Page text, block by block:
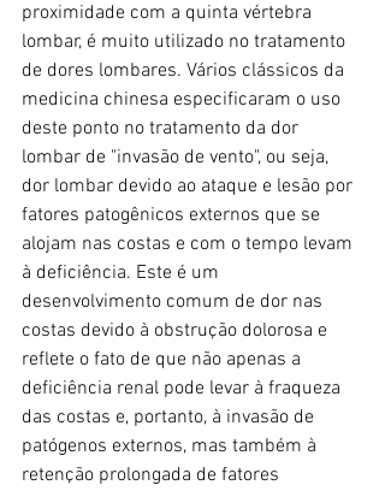
proximidade com a quinta vértebra
lombar, é muito utilizado no tratamento
de dores lombares. Vários clássicos da
medicina chinesa especificaram o uso
deste ponto no tratamento da dor
lombar de "invasão de vento", ou seja,
dor lombar devido ao ataque e lesão por
fatores patogênicos externos que se
alojam nas costas e com o tempo levam
à deficiência. Este é um
desenvolvimento comum de dor nas
costas devido à obstrução dolorosa e
reflete o fato de que não apenas a
deficiência renal pode levar à fraqueza
das costas e, portanto, à invasão de
patógenos externos, mas também à
retenção prolongada de fatores